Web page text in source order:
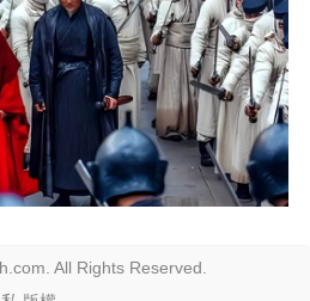
All Rights Reserved.